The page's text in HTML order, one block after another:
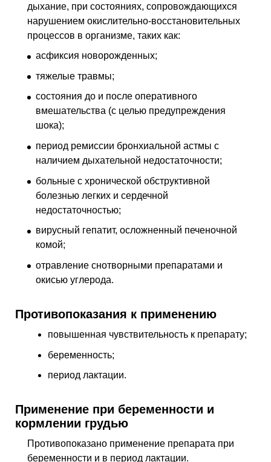
дыхание, при состояниях, сопровождающихся
нарушением окислительно-восстановительных
процессов в организме, таких как:
асфиксия новорожденных;
тяжелые травмы;
состояния до и после оперативного
вмешательства (с целью предупреждения
шока);
период ремиссии бронхиальной астмы с
наличием дыхательной недостаточности;
больные с хронической обструктивной
болезнью легких и сердечной
недостаточностью;
вирусный гепатит, осложненный печеночной
комой;
отравление снотворными препаратами и
окисью углерода.
Противопоказания к применению
повышенная чувствительность к препарату;
беременность;
период лактации.
Применение при беременности и
кормлении грудью
Противопоказано применение препарата при
беременности и в период лактации.